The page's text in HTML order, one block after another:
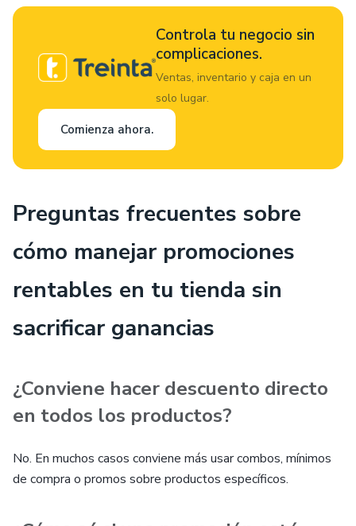
Controla tu negocio sin
complicaciones.
Ventas, inventario y caja en un
solo lugar.
Comienza ahora.
Preguntas frecuentes sobre
cómo manejar promociones
rentables en tu tienda sin
sacrificar ganancias
¿Conviene hacer descuento directo
en todos los productos?
No. En muchos casos conviene más usar combos, mínimos
de compra o promos sobre productos específicos.